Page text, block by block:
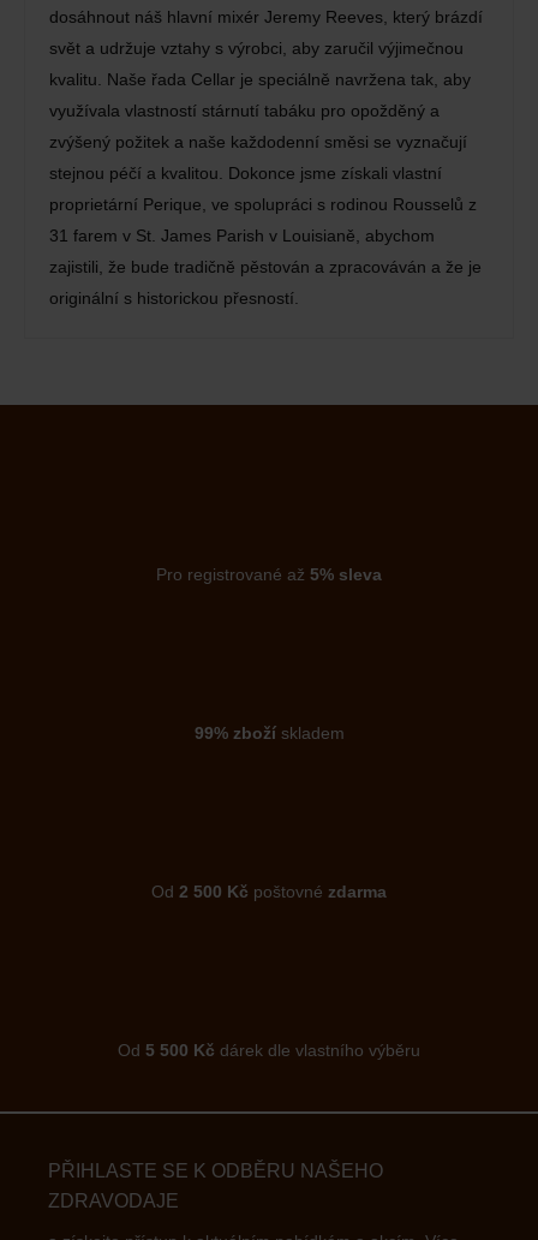
dosáhnout náš hlavní mixér Jeremy Reeves, který brázdí
svět a udržuje vztahy s výrobci, aby zaručil výjimečnou
kvalitu. Naše řada Cellar je speciálně navržena tak, aby
využívala vlastností stárnutí tabáku pro opožděný a
zvýšený požitek a naše každodenní směsi se vyznačují
stejnou péčí a kvalitou. Dokonce jsme získali vlastní
proprietární Perique, ve spolupráci s rodinou Rousselů z
31 farem v St. James Parish v Louisianě, abychom
zajistili, že bude tradičně pěstován a zpracováván a že je
originální s historickou přesností.
Pro registrované až 5% sleva
99% zbožískladem
Od 2 500 Kč poštovné zdarma
Od 5 500 Kč dárek dle vlastního výběru
PŘIHLASTE SE K ODBĚRU NAŠEHO
ZDRAVODAJE